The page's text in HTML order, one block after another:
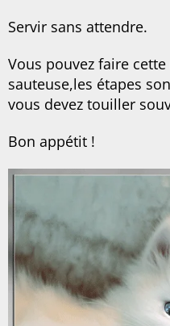
Servir sans attendre.
Vous pouvez faire
sauteuse,les étapes
vous devez touiller
Bon appétit !